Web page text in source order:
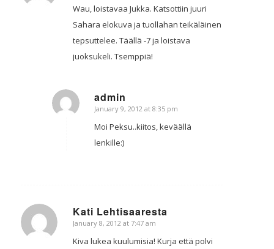
Wau, loistavaa Jukka. Katsottiin juuri
Sahara elokuva ja tuollahan teikäläinen
tepsuttelee. Täällä -7 ja loistava
juoksukeli. Tsemppiä!
admin
says:
January 9, 2012 at 8:35 pm
Moi Peksu..kiitos, keväällä
lenkille:)
Kati Lehtisaaresta
says:
January 8, 2012 at 7:47 am
Kiva lukea kuulumisia! Kurja että polvi